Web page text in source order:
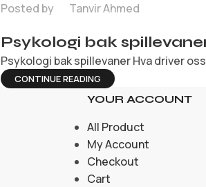
Posted by Tanvir Ahmed
Psykologi bak
Psykologi bak spillevaner Hva driver
CONTINUE READING
YOUR ACCOUNT
All Product
My Account
Checkout
Cart